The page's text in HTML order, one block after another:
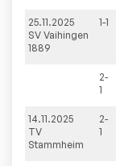
25.11.2025
SV Vaihingen
1889
1-1
2-
1
14.11.2025
TV
Stammheim
2-
1